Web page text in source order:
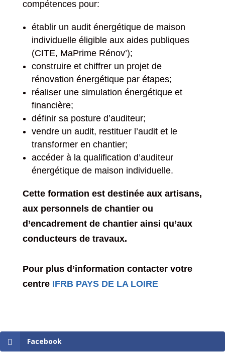
compétences pour:
établir un audit énergétique de maison
individuelle éligible aux aides publiques
(CITE, MaPrime Rénov’);
construire et chiffrer un projet de
rénovation énergétique par étapes;
réaliser une simulation énergétique et
financière;
définir sa posture d’auditeur;
vendre un audit, restituer l’audit et le
transformer en chantier;
accéder à la qualification d’auditeur
énergétique de maison individuelle.
Cette formation est destinée aux artisans,
aux personnels de chantier ou
d’encadrement de chantier ainsi qu’aux
conducteurs de travaux.
Pour plus d’information contacter votre
centre IFRB PAYS DE LA LOIRE
Facebook